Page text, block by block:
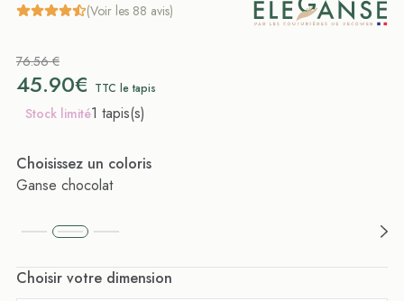
(Voir les 88 avis)
76.56 €
45.90€ TTC le tapis
Stock limité1 tapis(s)
Choisissez un coloris
Ganse chocolat
Choisir votre dimension